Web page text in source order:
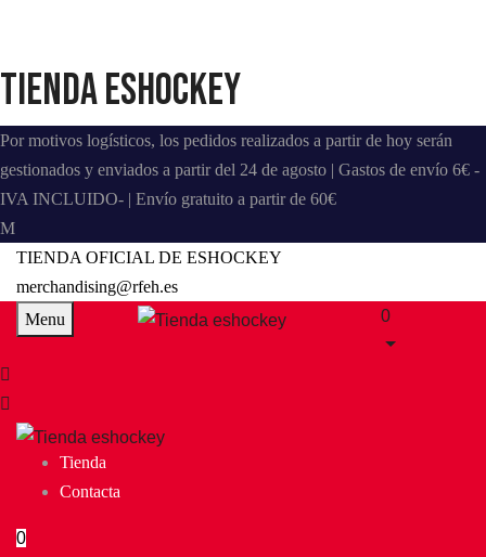
Tienda eshockey
Por motivos logísticos, los pedidos realizados a partir de hoy serán
gestionados y enviados a partir del 24 de agosto | Gastos de envío 6€ -
IVA INCLUIDO- | Envío gratuito a partir de 60€
TIENDA OFICIAL DE ESHOCKEY
merchandising@rfeh.es
Menu
0
Tienda
Contacta
0